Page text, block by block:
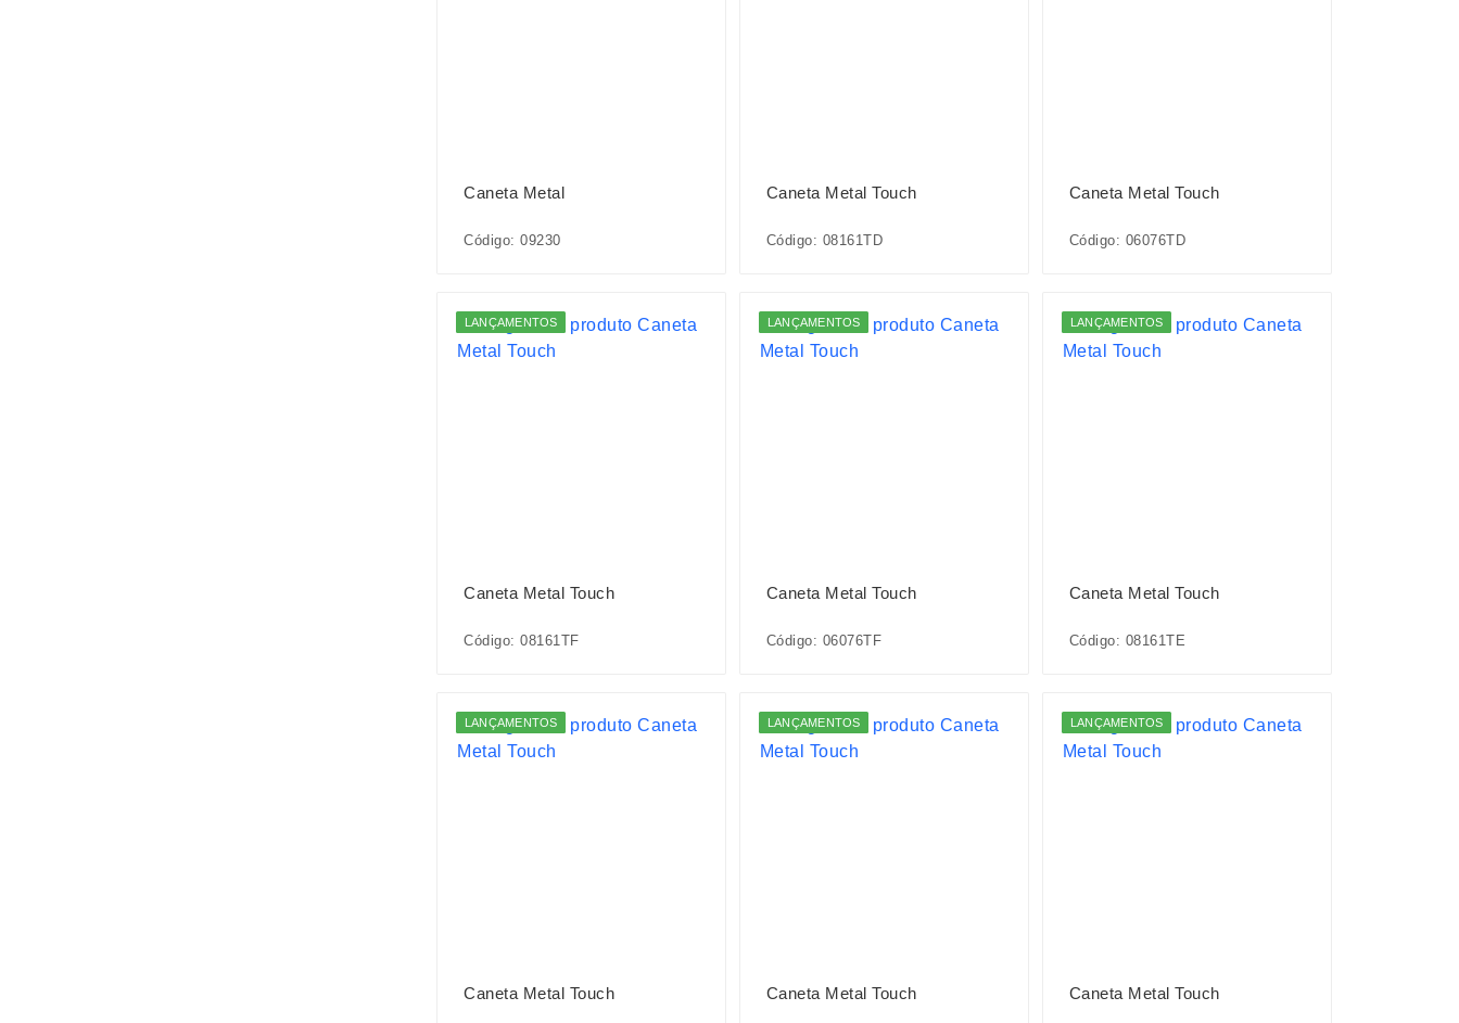
Caneta Metal
Código: 09230
Caneta Metal Touch
Código: 08161TD
Caneta Metal Touch
Código: 06076TD
LANÇAMENTOS
Caneta Metal Touch
Código: 08161TF
LANÇAMENTOS
Caneta Metal Touch
Código: 06076TF
LANÇAMENTOS
Caneta Metal Touch
Código: 08161TE
LANÇAMENTOS
Caneta Metal Touch
LANÇAMENTOS
Caneta Metal Touch
LANÇAMENTOS
Caneta Metal Touch